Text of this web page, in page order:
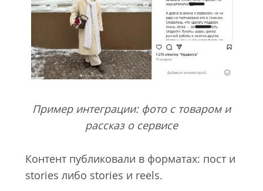
Пример интеграции: фото с товаром и
рассказ о сервисе
Контент публиковали в форматах: пост и
stories либо stories и reels.